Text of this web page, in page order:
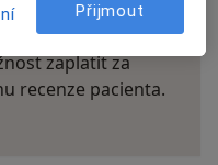
pro nás důležité.
zaplatit za
recenze pacienta.
Přijmout